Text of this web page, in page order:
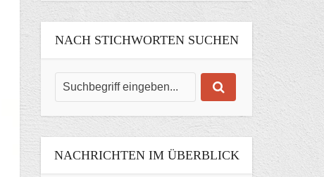
NACH STICHWORTEN SUCHEN
NACHRICHTEN IM ÜBERBLICK